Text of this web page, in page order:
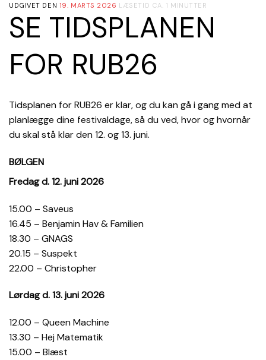
UDGIVET DEN 19. MARTS 2026 LÆSETID CA. 1 MINUTTER
SE TIDSPLANEN
FOR RUB26
Tidsplanen for RUB26 er klar, og du kan gå i gang med at
planlægge dine festivaldage, så du ved, hvor og hvornår
du skal stå klar den 12. og 13. juni.
BØLGEN
Fredag d. 12. juni 2026
15.00 – Saveus
16.45 – Benjamin Hav & Familien
18.30 – GNAGS
20.15 – Suspekt
22.00 – Christopher
Lørdag d. 13. juni 2026
12.00 – Queen Machine
13.30 – Hej Matematik
15.00 – Blæst